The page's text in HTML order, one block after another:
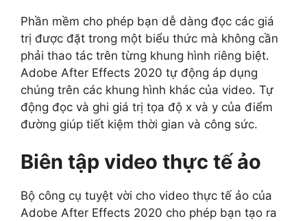
Phần mềm cho phép bạn dễ dàng đọc các giá
trị được đặt trong một biểu thức mà không cần
phải thao tác trên từng khung hình riêng biệt.
Adobe After Effects 2020 tự động áp dụng
chúng trên các khung hình khác của video. Tự
động đọc và ghi giá trị tọa độ x và y của điểm
đường giúp tiết kiệm thời gian và công sức.
Biên tập video thực tế ảo
Bộ công cụ tuyệt vời cho video thực tế ảo của
Adobe After Effects 2020 cho phép bạn tạo ra